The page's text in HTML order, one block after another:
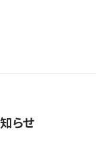
らせ